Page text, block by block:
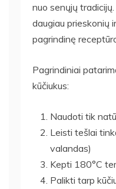
nuo senųjų
daugiau prieskonių
pagrindinę
Pagrindiniai
kūčiukus:
Naudoti tik
Leisti tešlai
valandas)
Kepti 180°C
Palikti tarp